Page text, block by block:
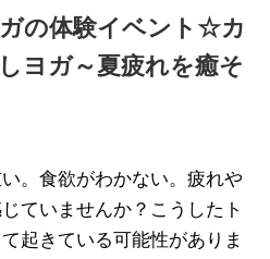
の体験イベント☆カ
ヨガ～夏疲れを癒そ
。食欲がわかない。疲れや
ていませんか？こうしたト
起きている可能性がありま